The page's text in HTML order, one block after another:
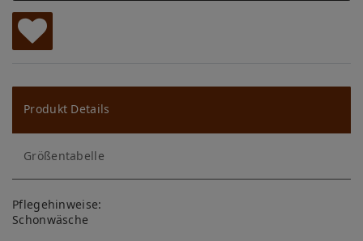
W
u
ns
ch
lis
te
Produkt Details
Größentabelle
Pflegehinweise:
Schonwäsche